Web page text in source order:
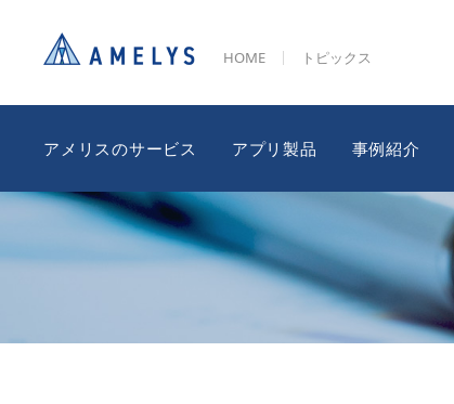
HOME トピックス
アメリスのサービス アプリ製品 事例紹介